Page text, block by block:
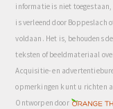
informatie is niet
is verleend door Boppeslach
voldaan. Het is, behoudens
teksten of beeldmateriaal
Acquisitie- en
opmerkingen kunt u richten
Ontworpen door